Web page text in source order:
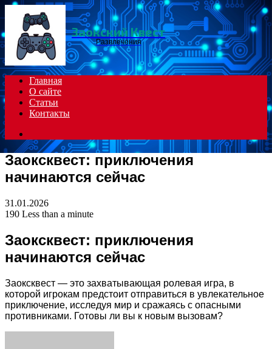
Menu
Заокский Квест
Развлечения
Главная
О сайте
Статьи
Контакты
for
Заоксквест: приключения
начинаются сейчас
31.01.2026
190 Less than a minute
Заоксквест: приключения
начинаются сейчас
Заоксквест — это захватывающая ролевая игра, в
которой игрокам предстоит отправиться в увлекательное
приключение, исследуя мир и сражаясь с опасными
противниками. Готовы ли вы к новым вызовам?